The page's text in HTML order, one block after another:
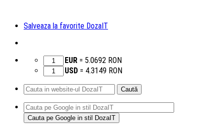
Salveaza la favorite DozaIT
EUR = 5.0692 RON
USD = 4.3149 RON
Caută
după: